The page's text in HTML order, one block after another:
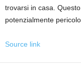
trovarsi in casa.
potenzialmente
Source link